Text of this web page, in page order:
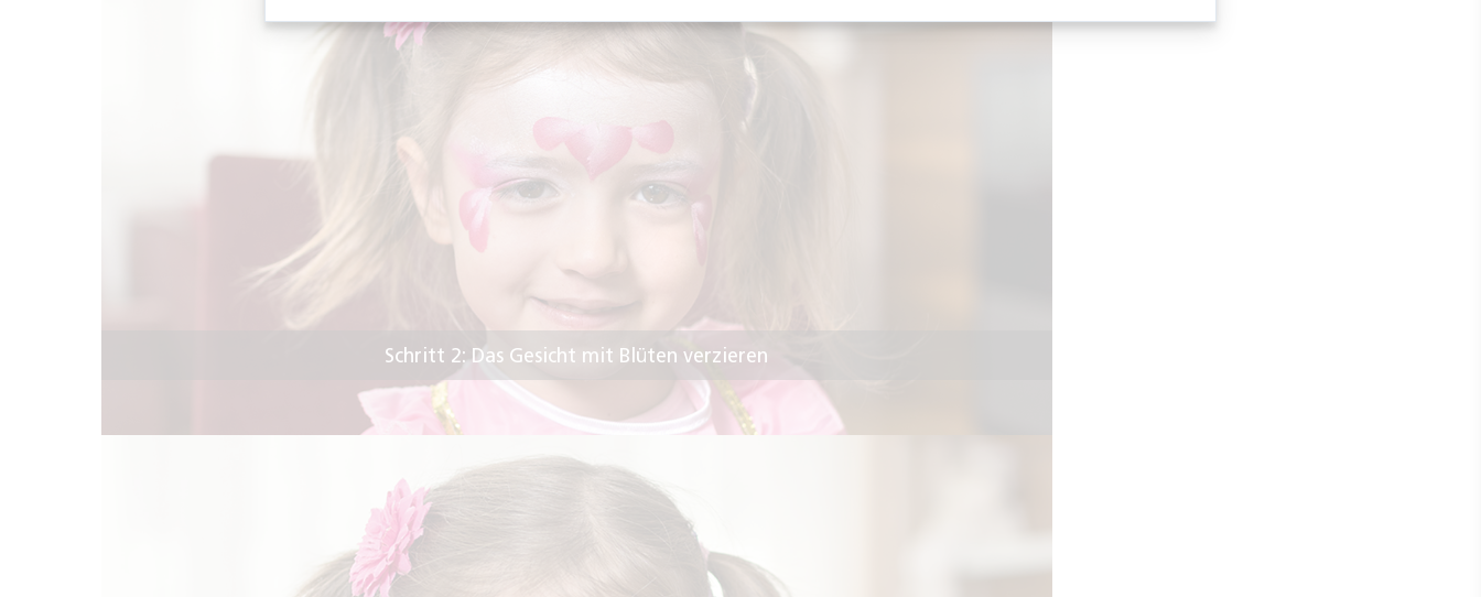
Schritt 2: Das Gesicht mit Blüten verzieren